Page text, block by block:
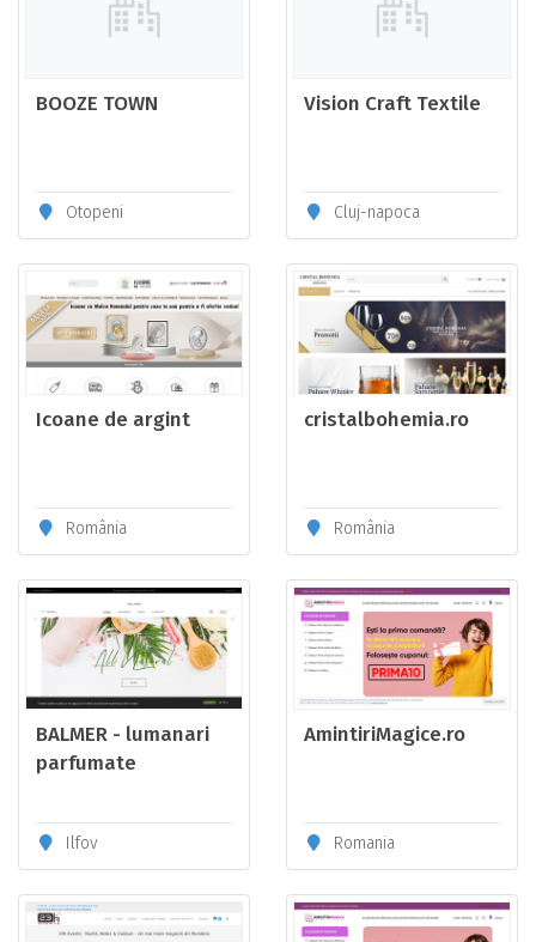
BOOZE TOWN
Otopeni
Vision Craft Textile
Cluj-napoca
Icoane de argint
România
cristalbohemia.ro
România
BALMER - lumanari
parfumate
produse pentru SPA
Ilfov
AmintiriMagice.ro
Romania